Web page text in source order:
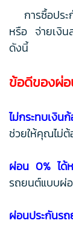
การซื้อประ
หรือ จ่ายเงิ
ดังนี้
ข้อดีของผ่
ไม่กระทบเงิน
ช่วยให้คุณไม่
ผ่อน 0% ได้
รถยนต์แบบผ่
ผ่อนประกันร